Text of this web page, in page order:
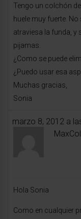
Tengo un colchón
huele muy fuerte.
atraviesa la funda, y
pijamas.
¿Como se puede
¿Puedo usar esa
Muchas gracias,
Sonia
marzo 8, 2012 a
Hola Sonia
Como en cualquier